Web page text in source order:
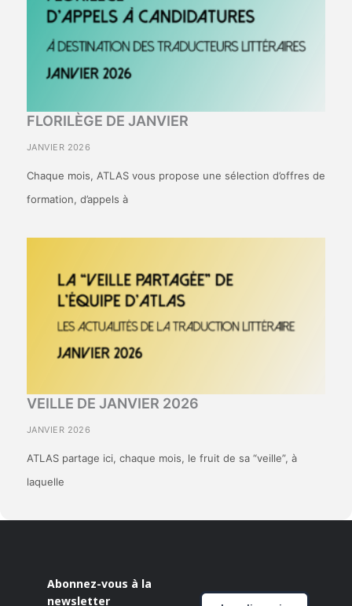
FLORILÈGE DE JANVIER
JANVIER 2026
Chaque mois, ATLAS vous propose une sélection d’offres de
formation, d’appels à
VEILLE DE JANVIER 2026
JANVIER 2026
ATLAS partage ici, chaque mois, le fruit de sa “veille”, à
laquelle
Abonnez-vous à la
newsletter